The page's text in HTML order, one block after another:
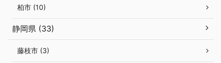
柏市 (10)
静岡県 (33)
藤枝市 (3)